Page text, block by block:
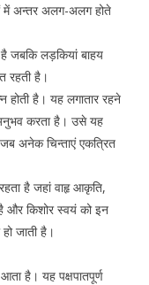
अन्तर अलग-अलग होते
जबकि लड़कियां बाहय
रहती है।
होती है। यह लगातार रहने
अनुभव करता है। उसे यह
अनेक चिन्ताएं एकत्रित
है जहां वाहृ आकृति,
है और किशोर स्वयं को इन
जाती है।
आता है। यह पक्षपातपूर्ण